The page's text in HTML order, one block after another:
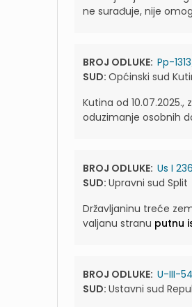
ne surađuje, nije
BROJ ODLUKE: Pp-
SUD: Općinski sud
Kutina od
oduzimanje osobnih
BROJ ODLUKE: Us I
SUD: Upravni sud Split
Državljaninu treće
valjanu stranu putnu
BROJ ODLUKE: U-III-
SUD: Ustavni sud